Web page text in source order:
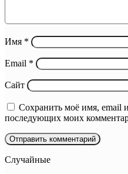
Имя *
Email *
Сайт
Сохранить моё имя, email
последующих моих
Случайные